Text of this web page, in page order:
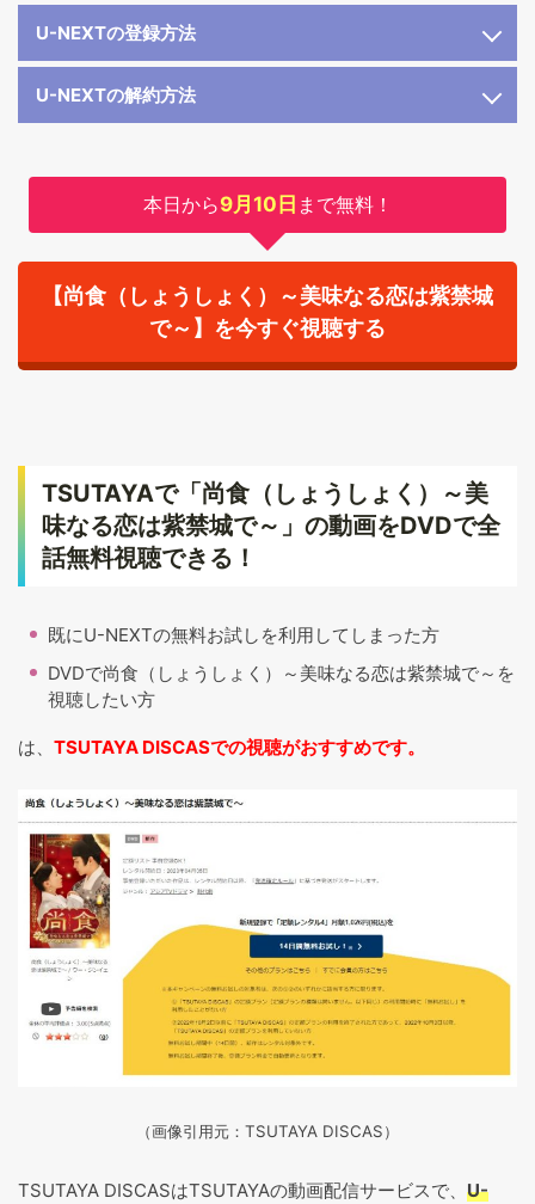
U-NEXTの登録方法
U-NEXTの解約方法
本日から9月10日 まで無料！
【尚食（しょうしょく）～美味なる恋は紫禁城
で～】を今すぐ視聴する
TSUTAYAで「尚食（しょうしょく）～美
味なる恋は紫禁城で～」の動画をDVDで全
話無料視聴できる！
既にU-NEXTの無料お試しを利用してしまった方
DVDで尚食（しょうしょく）～美味なる恋は紫禁城で～を
視聴したい方
は、 TSUTAYA DISCASでの視聴がおすすめです。
（画像引用元：TSUTAYA DISCAS）
TSUTAYA DISCASはTSUTAYAの動画配信サービスで、 U-